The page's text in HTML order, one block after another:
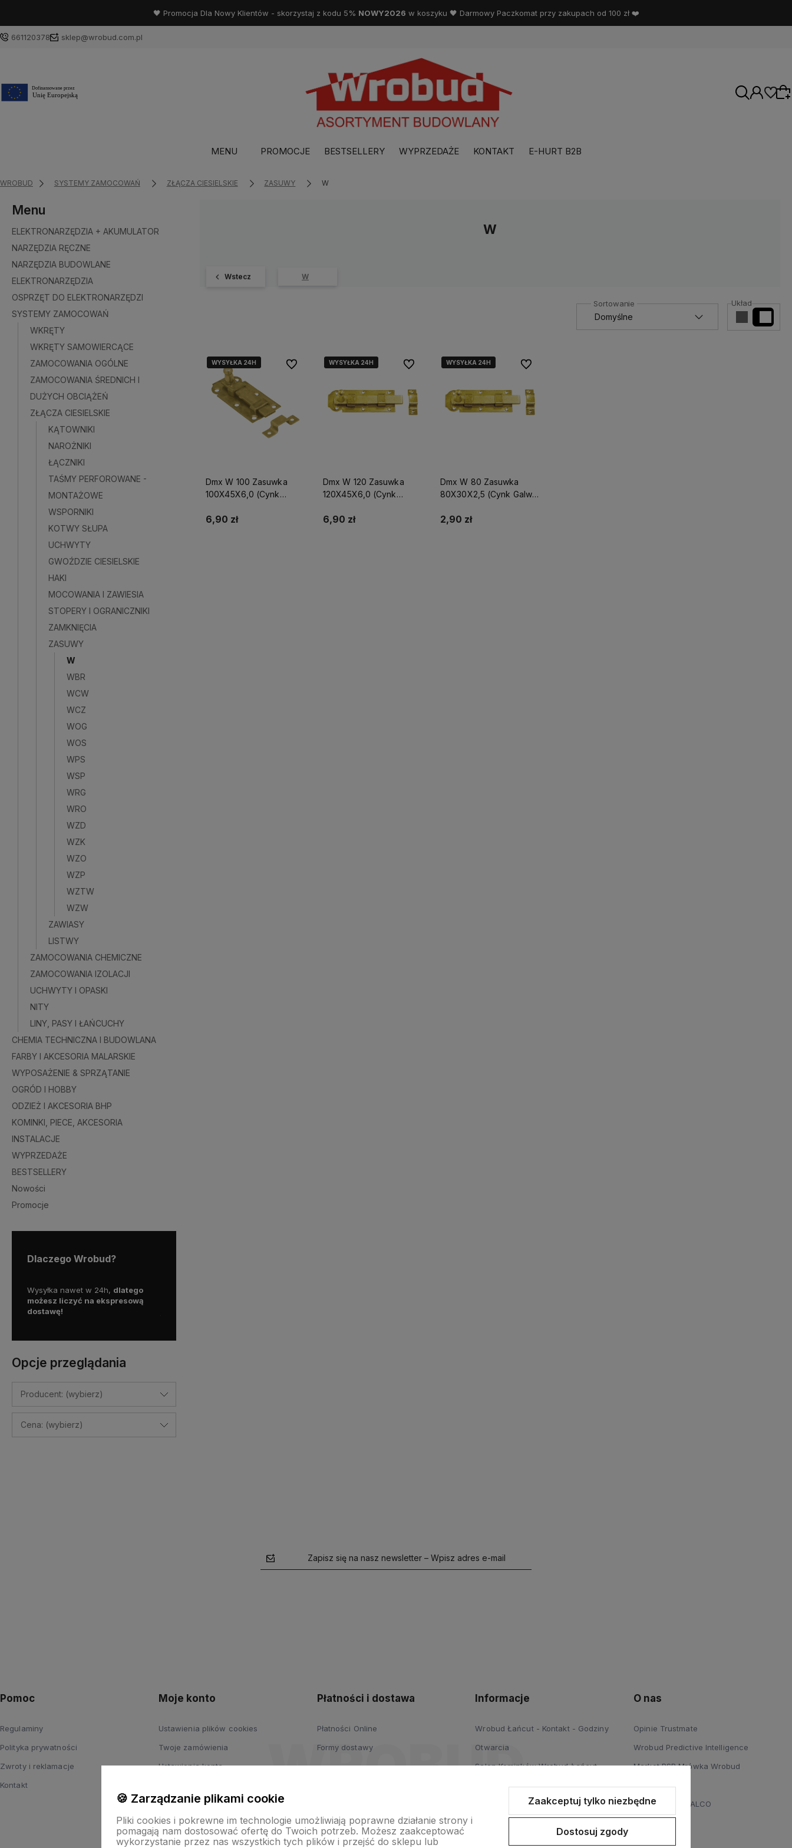
🖤 Promocja Dla Nowy Klientów - skorzystaj z kodu 5% NOWY2026 w koszyku 🖤 Darmowy Paczkomat przy zakupach od 100 zł ❤️
661120378 sklep@wrobud.com.pl
MENU PROMOCJE BESTSELLERY WYPRZEDAŻE KONTAKT E-HURT B2B
WROBUD SYSTEMY ZAMOCOWAŃ ZŁĄCZA CIESIELSKIE ZASUWY W
Menu
ELEKTRONARZĘDZIA + AKUMULATOR
NARZĘDZIA RĘCZNE
NARZĘDZIA BUDOWLANE
ELEKTRONARZĘDZIA
OSPRZĘT DO ELEKTRONARZĘDZI
SYSTEMY ZAMOCOWAŃ
WKRĘTY
WKRĘTY SAMOWIERCĄCE
ZAMOCOWANIA OGÓLNE
ZAMOCOWANIA ŚREDNICH I
DUŻYCH OBCIĄŻEŃ
ZŁĄCZA CIESIELSKIE
KĄTOWNIKI
NAROŻNIKI
ŁĄCZNIKI
TAŚMY PERFOROWANE -
MONTAŻOWE
WSPORNIKI
KOTWY SŁUPA
UCHWYTY
GWOŹDZIE CIESIELSKIE
HAKI
MOCOWANIA I ZAWIESIA
STOPERY I OGRANICZNIKI
ZAMKNIĘCIA
ZASUWY
W
WBR
WCW
WCZ
WOG
WOS
WPS
WSP
WRG
WRO
WZD
WZK
WZO
WZP
WZTW
WZW
ZAWIASY
LISTWY
ZAMOCOWANIA CHEMICZNE
ZAMOCOWANIA IZOLACJI
UCHWYTY I OPASKI
NITY
LINY, PASY I ŁAŃCUCHY
CHEMIA TECHNICZNA I BUDOWLANA
FARBY I AKCESORIA MALARSKIE
WYPOSAŻENIE & SPRZĄTANIE
OGRÓD I HOBBY
ODZIEŻ I AKCESORIA BHP
KOMINKI, PIECE, AKCESORIA
INSTALACJE
WYPRZEDAŻE
BESTSELLERY
Nowości
Promocje
Dlaczego Wrobud?
Wysyłka nawet w 24h, dlatego
możesz liczyć na ekspresową
dostawę!
Opcje przeglądania
Producent: (wybierz)
Cena: (wybierz)
W
Wstecz W
Układ
WYSYŁKA 24H
WYSYŁKA 24H
Dmx W 100 Zasuwka
100X45X6,0 (Cynk
6,90 zł
Do ulubionychWYSYŁKA 24H
WYSYŁKA 24H
Dmx W 120 Zasuwka
120X45X6,0 (Cynk
6,90 zł
Do ulubionychWYSYŁKA 24H
WYSYŁKA 24H
Dmx W 80 Zasuwka
80X30X2,5 (Cynk Galw.)
2,90 zł
Do ulubionych
Zapisz się na nasz newsletter – Wpisz adres e-mail
Pomoc
Regulaminy
Polityka prywatności
Zwroty i reklamacje
Kontakt
Moje konto
Ustawienia plików cookies
Twoje zamówienia
Ustawienia konta
Płatności i dostawa
Płatności Online
Formy dostawy
Informacje
Wrobud Łańcut - Kontakt - Godziny
Otwarcia
Salon Kominków Wrobud Łańcut
Salon Drzwi i Podłóg Wrobud Łańcut
Wypożyczalnia sprzętów budowlanych i
O nas
Opinie Trustmate
Wrobud Predictive Intelligence
Market PSB Mrówka Wrobud
Blog
Dystrybucja STALCO
🍪 Zarządzanie plikami cookie
Pliki cookies i pokrewne im technologie umożliwiają poprawne działanie strony i
pomagają nam dostosować ofertę do Twoich potrzeb. Możesz zaakceptować
wykorzystanie przez nas wszystkich tych plików i przejść do sklepu lub
Zaakceptuj tylko niezbędne
Dostosuj zgody